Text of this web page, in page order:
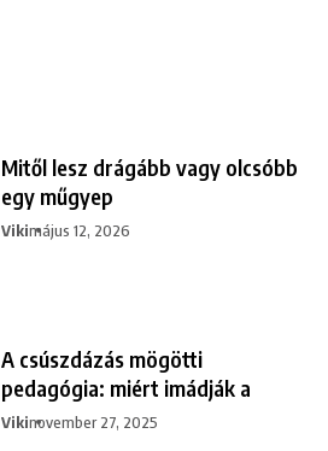
Mitől lesz drágább vagy olcsóbb
egy műgyep
Vikimájus 12, 2026
A csúszdázás mögötti
pedagógia: miért imádják a
Vikinovember 27, 2025